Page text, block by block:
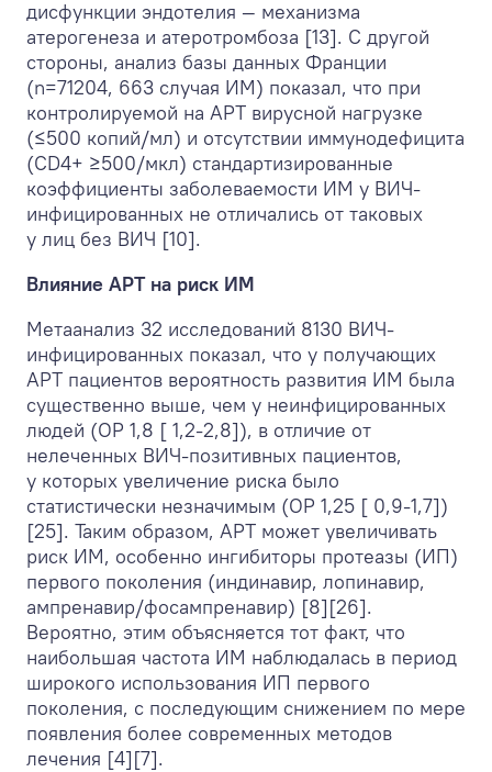
дисфункции эндотелия — механизма
атерогенеза и атеротромбоза [13]. С другой
стороны, анализ базы данных Франции
(n=71204, 663 случая ИМ) показал, что при
контролируемой на АРТ вирусной нагрузке
(≤500 копий/мл) и отсутствии иммунодефицита
(CD4+ ≥500/мкл) стандартизированные
коэффициенты заболеваемости ИМ у ВИЧ-
инфицированных не отличались от таковых
у лиц без ВИЧ [10].
Влияние АРТ на риск ИМ
Метаанализ 32 исследований 8130 ВИЧ-
инфицированных показал, что у получающих
АРТ пациентов вероятность развития ИМ была
существенно выше, чем у неинфицированных
людей (ОР 1,8 [ 1,2-2,8]), в отличие от
нелеченных ВИЧ-позитивных пациентов,
у которых увеличение риска было
статистически незначимым (ОР 1,25 [ 0,9-1,7])
[25]. Таким образом, АРТ может увеличивать
риск ИМ, особенно ингибиторы протеазы (ИП)
первого поколения (индинавир, лопинавир,
ампренавир/фосампренавир) [8][26].
Вероятно, этим объясняется тот факт, что
наибольшая частота ИМ наблюдалась в период
широкого использования ИП первого
поколения, с последующим снижением по мере
появления более современных методов
лечения [4][7].